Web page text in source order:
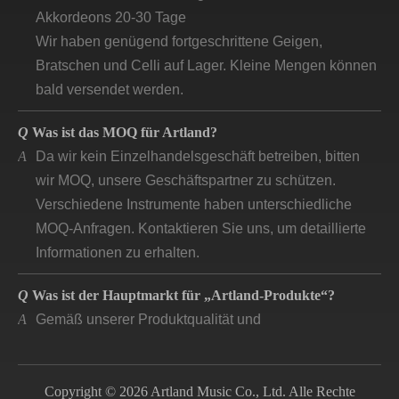
Wir haben genügend fortgeschrittene Geigen,
Bratschen und Celli auf Lager. Kleine Mengen können
bald versendet werden.
A Da wir kein Einzelhandelsgeschäft betreiben, bitten
wir MOQ, unsere Geschäftspartner zu schützen.
Verschiedene Instrumente haben unterschiedliche
MOQ-Anfragen. Kontaktieren Sie uns, um detaillierte
Informationen zu erhalten.
A Gemäß unserer Produktqualität und
Preispositionierung konzentrieren sich unsere
Copyright © 2026 Artland Music Co., Ltd. Alle Rechte